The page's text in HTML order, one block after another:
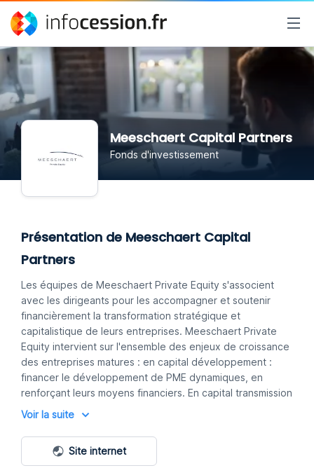
Meeschaert Capital Partners
Fonds d'investissement
Présentation de Meeschaert Capital
Partners
Les équipes de Meeschaert Private Equity s'associent
avec les dirigeants pour les accompagner et soutenir
financièrement la transformation stratégique et
capitalistique de leurs entreprises. Meeschaert Private
Equity intervient sur l'ensemble des enjeux de croissance
des entreprises matures : en capital développement :
financer le développement de PME dynamiques, en
renforçant leurs moyens financiers. En capital transmission
: accompagner la transmission capitalistique des ETI, en
Voir la suite
Site internet